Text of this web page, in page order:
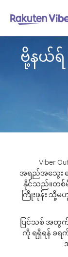
ဗို့နယ်ရ်
Viber
အရည်အသွေး က
နိုင်သည်။တစ်
ကြိုးဖုန်း သို့
ပြင်သစ် အတွက်
ကို ရရှိရန် ခရ